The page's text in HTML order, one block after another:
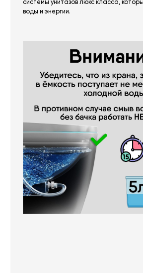
системы унитазов люкс класса,
воды и энергии.